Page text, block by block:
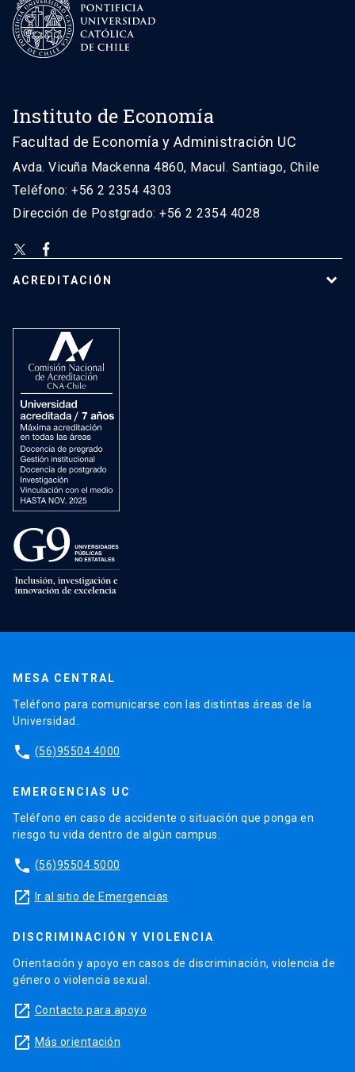
Instituto de Economía
Facultad de Economía y Administración UC
Avda. Vicuña Mackenna 4860, Macul. Santiago, Chile
Teléfono: +56 2 2354 4303
Dirección de Postgrado: +56 2 2354 4028
ACREDITACIÓN
MESA CENTRAL
Teléfono para comunicarse con las distintas áreas de la
Universidad.
phone (56)95504 4000
EMERGENCIAS UC
Teléfono en caso de accidente o situación que ponga en
riesgo tu vida dentro de algún campus.
phone (56)95504 5000
launch Ir al sitio de Emergencias
DISCRIMINACIÓN Y VIOLENCIA
Orientación y apoyo en casos de discriminación, violencia de
género o violencia sexual.
launch Contacto para apoyo
launch Más orientación